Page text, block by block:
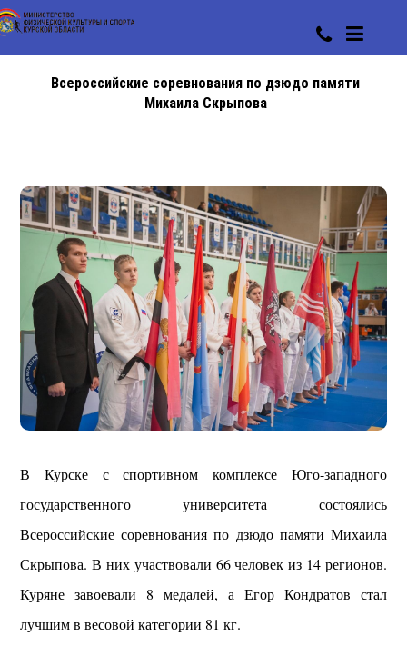
Всероссийские соревнования по дзюдо памяти
Михаила Скрыпова
В Курске с спортивном комплексе Юго-западного
государственного университета состоялись
Всероссийские соревнования по дзюдо памяти Михаила
Скрыпова. В них участвовали 66 человек из 14 регионов.
Куряне завоевали 8 медалей, а Егор Кондратов стал
лучшим в весовой категории 81 кг.